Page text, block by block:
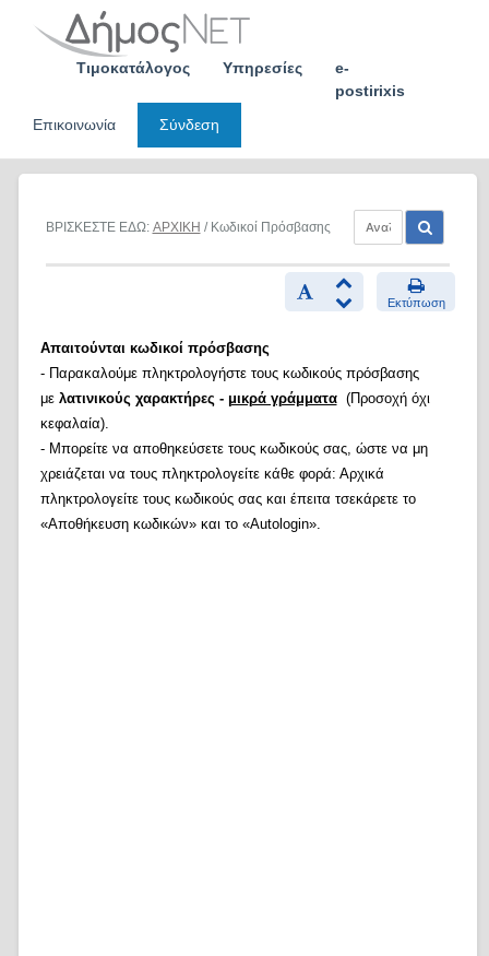
Τιμοκατάλογος Υπηρεσίες
e-
postirixis
Επικοινωνία
Σύνδεση
ΒΡΙΣΚΕΣΤΕ ΕΔΩ: ΑΡΧΙΚΗ / Κωδικοί Πρόσβασης
Εκτύπωση
Απαιτούνται κωδικοί πρόσβασης
- Παρακαλούμε πληκτρολογήστε τους κωδικούς πρόσβασης
με λατινικούς χαρακτήρες - μικρά γράμματα(Προσοχή όχι
κεφαλαία).
- Μπορείτε να αποθηκεύσετε τους κωδικούς σας, ώστε να μη
χρειάζεται να τους πληκτρολογείτε κάθε φορά: Αρχικά
πληκτρολογείτε τους κωδικούς σας και έπειτα τσεκάρετε το
«Αποθήκευση κωδικών» και το «Autologin».